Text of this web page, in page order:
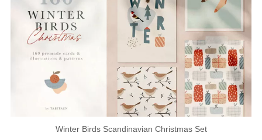
Winter Birds Scandinavian Christmas Set